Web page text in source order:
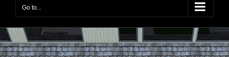
Go to...